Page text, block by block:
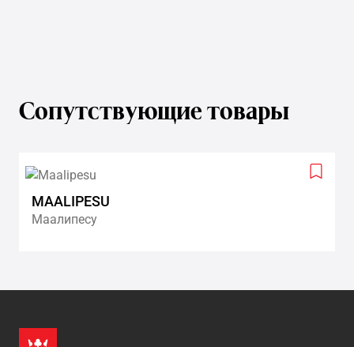
Сопутствующие товары
Add
MAALIPESU
Маалипесу